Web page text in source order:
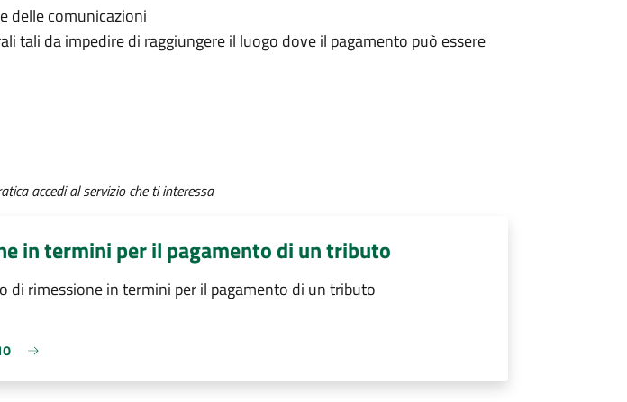
delle comunicazioni
tali da impedire di raggiungere il luogo dove il pagamento può essere
accedi al servizio che ti interessa
in termini per il pagamento di un tributo
di rimessione in termini per il pagamento di un tributo